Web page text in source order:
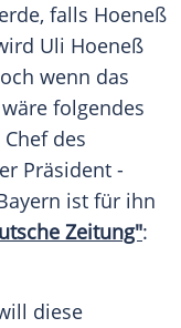
falls Hoeneß
Uli Hoeneß
wenn das
folgendes
des
Präsident -
ist für ihn
Zeitung":
diese